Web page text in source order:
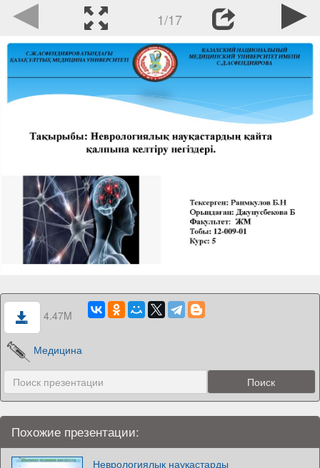
1/17
4.47M
Медицина
Похожие презентации:
Неврологиялық науқастарды